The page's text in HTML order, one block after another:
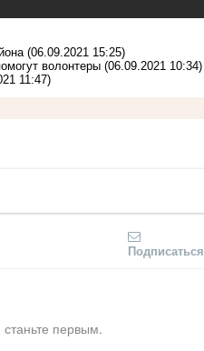
(06.09.2021 15:25)
волонтеры (06.09.2021 10:34)
11:47)
Подписаться
первым.